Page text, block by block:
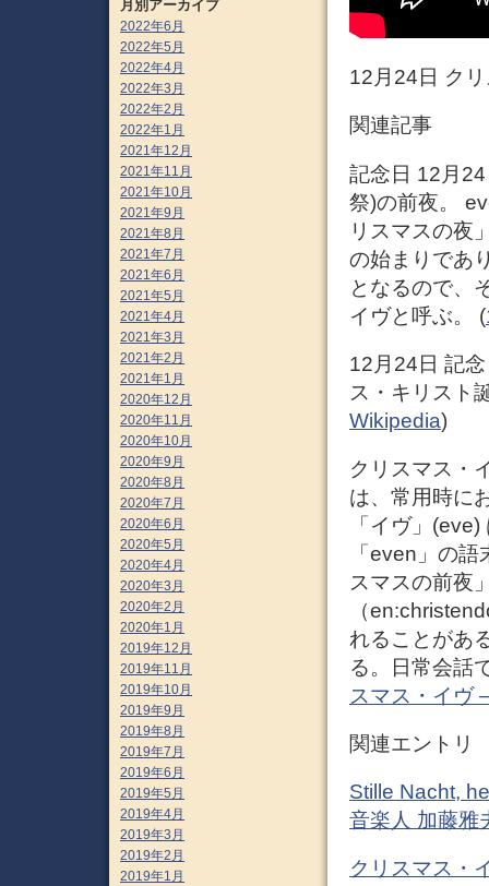
12月24日 ク
関連記事
記念日 12月
祭)の前夜。
リスマスの夜
の始まりであ
となるので、
イヴと呼ぶ。 (
12月24日 記
ス・キリスト
Wikipedia)
クリスマス・
は、常用時に
「イヴ」
「even」の
スマスの前夜
（
れることがあ
る。日常会話
スマス・イヴ
関連エントリ
Stille Nacht,
音楽人 加藤雅
クリスマス・
月別アーカイブ
2022年6月
2022年5月
2022年4月
2022年3月
2022年2月
2022年1月
2021年12月
2021年11月
2021年10月
2021年9月
2021年8月
2021年7月
2021年6月
2021年5月
2021年4月
2021年3月
2021年2月
2021年1月
2020年12月
2020年11月
2020年10月
2020年9月
2020年8月
2020年7月
2020年6月
2020年5月
2020年4月
2020年3月
2020年2月
2020年1月
2019年12月
2019年11月
2019年10月
2019年9月
2019年8月
2019年7月
2019年6月
2019年5月
2019年4月
2019年3月
2019年2月
2019年1月